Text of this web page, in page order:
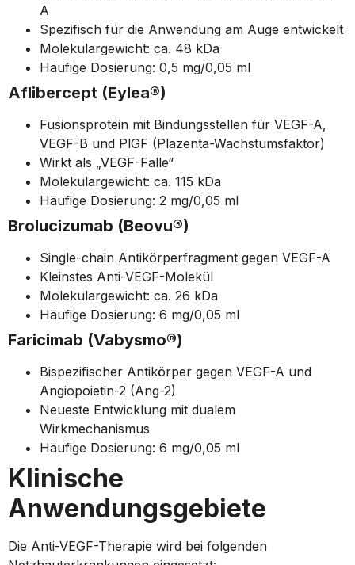
A
Spezifisch für die Anwendung am Auge entwickelt
Molekulargewicht: ca. 48 kDa
Häufige Dosierung: 0,5 mg/0,05 ml
Aflibercept (Eylea®)
Fusionsprotein mit Bindungsstellen für VEGF-A,
VEGF-B und PlGF (Plazenta-Wachstumsfaktor)
Wirkt als „VEGF-Falle“
Molekulargewicht: ca. 115 kDa
Häufige Dosierung: 2 mg/0,05 ml
Brolucizumab (Beovu®)
Single-chain Antikörperfragment gegen VEGF-A
Kleinstes Anti-VEGF-Molekül
Molekulargewicht: ca. 26 kDa
Häufige Dosierung: 6 mg/0,05 ml
Faricimab (Vabysmo®)
Bispezifischer Antikörper gegen VEGF-A und
Angiopoietin-2 (Ang-2)
Neueste Entwicklung mit dualem
Wirkmechanismus
Häufige Dosierung: 6 mg/0,05 ml
Klinische
Anwendungsgebiete
Die Anti-VEGF-Therapie wird bei folgenden